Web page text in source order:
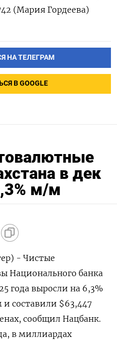
(Мария Гордеева)
НА ТЕЛЕГРАМ
В GOOGLE
в дек
м/м
- Чистые
Национального банка
⁠года выросли на 6,3%
составили $63,447
сообщил ​Нацбанк.
в миллиардах